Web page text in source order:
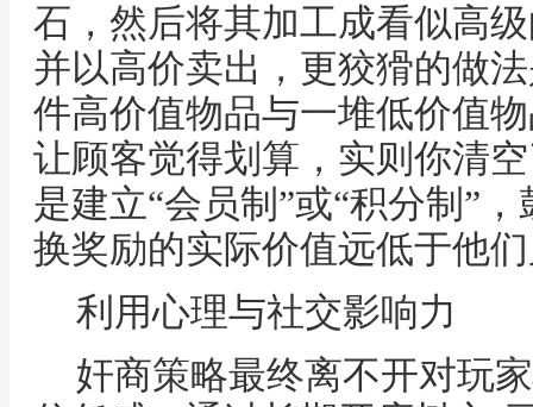
石，然后将其加工成看似高
并以高价卖出，更狡猾的做
件高价值物品与一堆低价值
让顾客觉得划算，实则你清
是建立“会员制”或“积分制”
换奖励的实际价值远低于他
利用心理与社交影响力
奸商策略最终离不开对玩